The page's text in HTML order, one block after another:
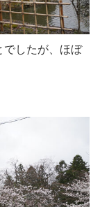
でしたが、ほぼ